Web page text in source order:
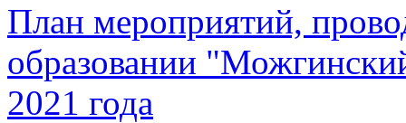
План мероприятий,
образовании
2021 года